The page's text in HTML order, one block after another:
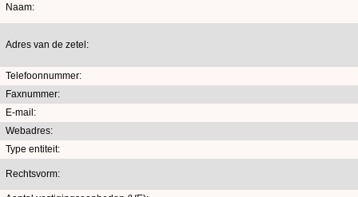
Naam:
Adres van de zetel:
Telefoonnummer:
Faxnummer:
E-mail:
Webadres:
Type entiteit:
Rechtsvorm: